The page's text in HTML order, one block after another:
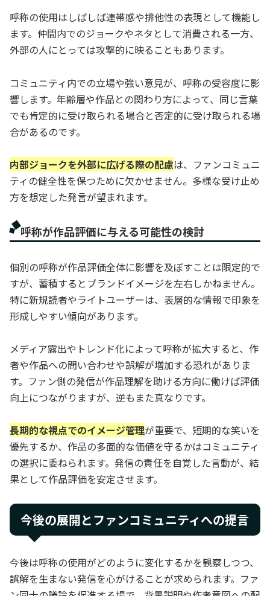
呼称の使用はしばしば連帯感や排他性の表現として機能し
ます。仲間内でのジョークやネタとして消費される一方、
外部の人にとっては攻撃的に映ることもあります。
コミュニティ内での立場や強い意見が、呼称の受容度に影
響します。年齢層や作品との関わり方によって、同じ言葉
でも肯定的に受け取られる場合と否定的に受け取られる場
合があるのです。
内部ジョークを外部に広げる際の配慮は、ファンコミュニ
ティの健全性を保つために欠かせません。多様な受け止め
方を想定した発言が望まれます。
呼称が作品評価に与える可能性の検討
個別の呼称が作品評価全体に影響を及ぼすことは限定的で
すが、蓄積するとブランドイメージを左右しかねません。
特に新規読者やライトユーザーは、表層的な情報で印象を
形成しやすい傾向があります。
メディア露出やトレンド化によって呼称が拡大すると、作
者や作品への問い合わせや誤解が増加する恐れがありま
す。ファン側の発信が作品理解を助ける方向に働けば評価
向上につながりますが、逆もまた真なりです。
長期的な視点でのイメージ管理が重要で、短期的な笑いを
優先するか、作品の多面的な価値を守るかはコミュニティ
の選択に委ねられます。発信の責任を自覚した言動が、結
果として作品評価を安定させます。
今後の展開とファンコミュニティへの提言
今後は呼称の使用がどのように変化するかを観察しつつ、
誤解を生まない発信を心がけることが求められます。ファ